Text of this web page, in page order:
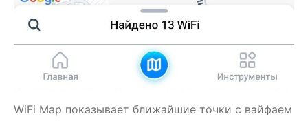
WiFi Map показывает ближайшие точки с вайфаем